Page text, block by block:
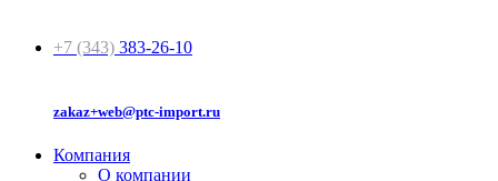
+7 (343) 383-26-10
zakaz+web@ptc-import.ru
Компания
О компании